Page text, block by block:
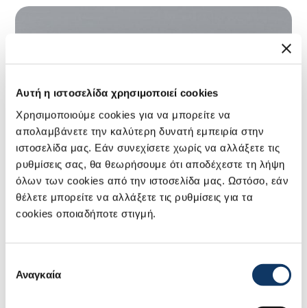
Αυτή η ιστοσελίδα χρησιμοποιεί cookies
Χρησιμοποιούμε cookies για να μπορείτε να
απολαμβάνετε την καλύτερη δυνατή εμπειρία στην
ιστοσελίδα μας. Εάν συνεχίσετε χωρίς να αλλάξετε τις
ρυθμίσεις σας, θα θεωρήσουμε ότι αποδέχεστε τη λήψη
όλων των cookies από την ιστοσελίδα μας. Ωστόσο, εάν
θέλετε μπορείτε να αλλάξετε τις ρυθμίσεις για τα
cookies οποιαδήποτε στιγμή.
συγκατάθεσης
Αναγκαία